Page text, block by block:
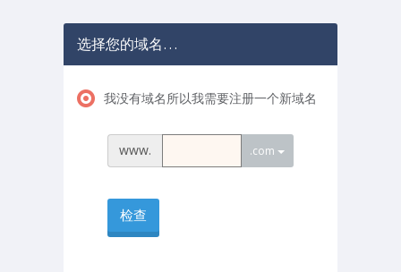
选择您的域名…
我没有域名所以我需要注册一个新域名
www. .com
检查